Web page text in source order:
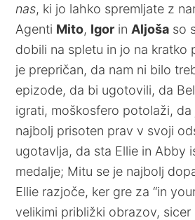
nas, ki jo lahko spremljate z
Agenti Mito, Igor in Aljoša so
dobili na spletu in jo na kratko
je prepričan, da nam ni bilo
epizode, da bi ugotovili, da
igrati, moškosfero potolaži, da
najbolj prisoten prav v svoji
ugotavlja, da sta Ellie in Abby
medalje; Mitu se je najbolj
Ellie razjoče, ker gre za “in
velikimi približki obrazov, sicer